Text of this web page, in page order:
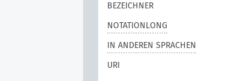
BEZEICHNER
NOTATIONLONG
IN ANDEREN SPRACHEN
URI